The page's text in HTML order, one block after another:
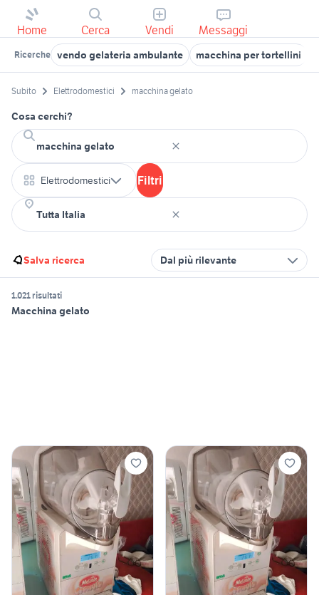
Home Cerca Vendi Messaggi
Ricerche vendo gelateria ambulante macchina per tortellini
Subito Elettrodomestici macchina gelato
Cosa cerchi?
Elettrodomestici Filtri
Salva ricerca Dal più rilevante
1.021 risultati
Macchina gelato